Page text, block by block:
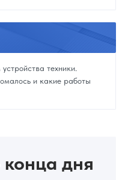
техники.
и какие работы
дня